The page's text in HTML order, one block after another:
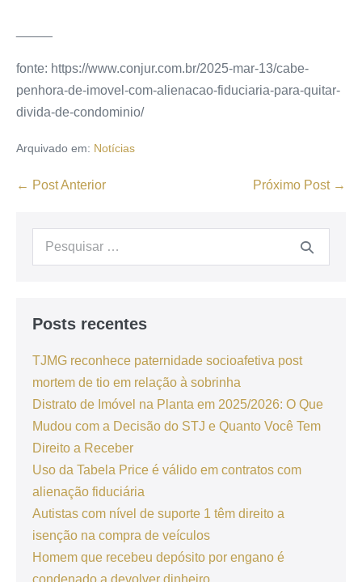
fonte: https://www.conjur.com.br/2025-mar-13/cabe-
penhora-de-imovel-com-alienacao-fiduciaria-para-quitar-
divida-de-condominio/
Arquivado em: Notícias
← Post Anterior Próximo Post →
Posts recentes
TJMG reconhece paternidade socioafetiva post
mortem de tio em relação à sobrinha
Distrato de Imóvel na Planta em 2025/2026: O Que
Mudou com a Decisão do STJ e Quanto Você Tem
Direito a Receber
Uso da Tabela Price é válido em contratos com
alienação fiduciária
Autistas com nível de suporte 1 têm direito a
isenção na compra de veículos
Homem que recebeu depósito por engano é
condenado a devolver dinheiro